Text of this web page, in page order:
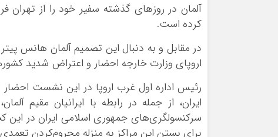
آلمان در روزهای گذشته سفیر خود را از تهران
کرده است.
در مقابل و به دنبال این تصمیم آلمان هانس
اروپای وزارت خارجه احضار و اعتراض شدید
رئیس اداره اول غرب اروپا در این نشست
ایران، از جمله در رابطه با ایرانیان مقیم
سرکنسولگری‌های جمهوری اسلامی ایران در این
برای بستن این مراکز به منزله محروم‌کردن